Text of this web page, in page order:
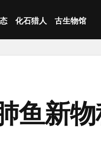
化石猎人 古生物馆
鱼新